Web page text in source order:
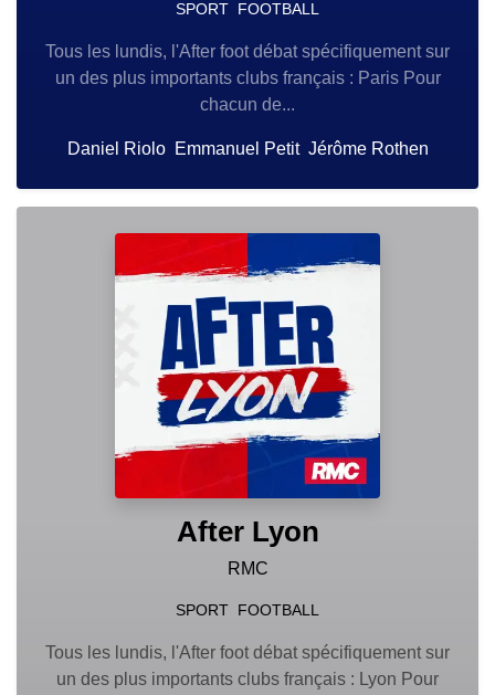
SPORT FOOTBALL
Tous les lundis, l'After foot débat spécifiquement sur
un des plus importants clubs français : Paris Pour
chacun de...
Daniel Riolo Emmanuel Petit Jérôme Rothen
After Lyon
RMC
SPORT FOOTBALL
Tous les lundis, l'After foot débat spécifiquement sur
un des plus importants clubs français : Lyon Pour